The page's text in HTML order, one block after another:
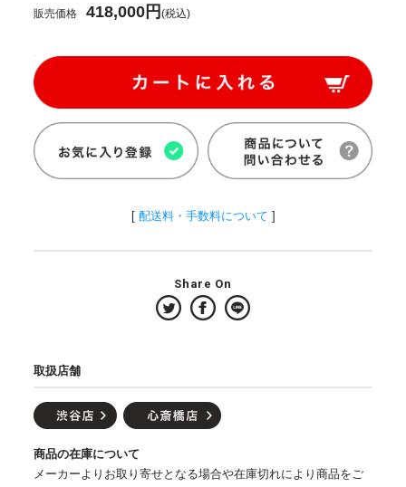
販売価格 418,000円(税込)
[ 配送料・手数料について ]
Share On
取扱店舗
商品の在庫について
メーカーよりお取り寄せとなる場合や在庫切れにより商品をご